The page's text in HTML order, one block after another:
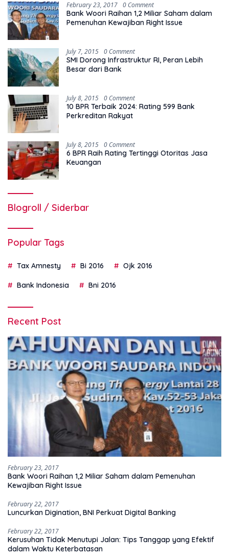
February 23, 2017 0 Comment
Bank Woori Raihan 1,2 Miliar Saham dalam
Pemenuhan Kewajiban Right Issue
July 7, 2015 0 Comment
SMI Dorong Infrastruktur RI, Peran Lebih
Besar dari Bank
July 8, 2015 0 Comment
10 BPR Terbaik 2024: Rating 599 Bank
Perkreditan Rakyat
July 8, 2015 0 Comment
6 BPR Raih Rating Tertinggi Otoritas Jasa
Keuangan
Blogroll / Siderbar
Popular Tags
Tax Amnesty Bi 2016 Ojk 2016
Bank Indonesia Bni 2016
Recent Post
February 23, 2017
Bank Woori Raihan 1,2 Miliar Saham dalam Pemenuhan
Kewajiban Right Issue
February 22, 2017
Luncurkan Digination, BNI Perkuat Digital Banking
February 22, 2017
Kerusuhan Tidak Menutupi Jalan: Tips Tanggap yang Efektif
dalam Waktu Keterbatasan